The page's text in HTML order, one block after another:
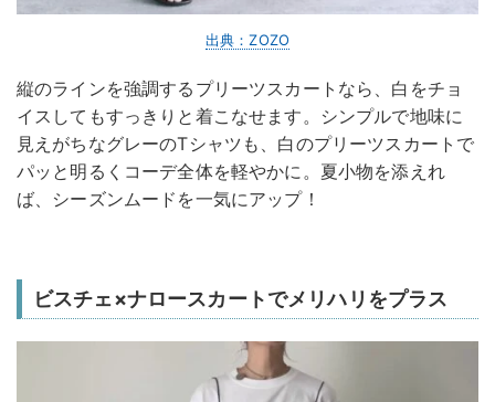
出典：ZOZO
縦のラインを強調するプリーツスカートなら、白をチョ
イスしてもすっきりと着こなせます。シンプルで地味に
見えがちなグレーのTシャツも、白のプリーツスカートで
パッと明るくコーデ全体を軽やかに。夏小物を添えれ
ば、シーズンムードを一気にアップ！
ビスチェ×ナロースカートでメリハリをプラス